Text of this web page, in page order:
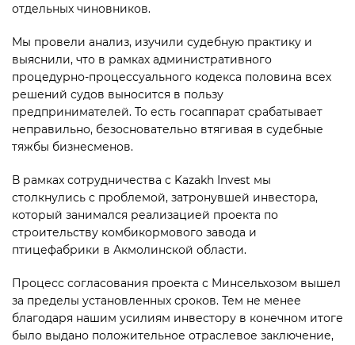
отдельных чиновников.
Мы провели анализ, изучили судебную практику и
выяснили, что в рамках административного
процедурно-процессуального кодекса половина всех
решений судов выносится в пользу
предпринимателей. То есть госаппарат срабатывает
неправильно, безосновательно втягивая в судебные
тяжбы бизнесменов.
В рамках сотрудничества с Kazakh Invest мы
столкнулись с проблемой, затронувшей инвестора,
который занимался реализацией проекта по
строительству комбикормового завода и
птицефабрики в Акмолинской области.
Процесс согласования проекта с Минсельхозом вышел
за пределы установленных сроков. Тем не менее
благодаря нашим усилиям инвестору в конечном итоге
было выдано положительное отраслевое заключение,